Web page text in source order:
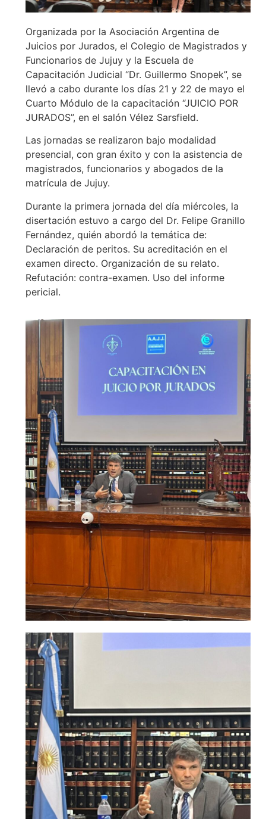
Organizada por la Asociación Argentina de
Juicios por Jurados, el Colegio de Magistrados y
Funcionarios de Jujuy y la Escuela de
Capacitación Judicial “Dr. Guillermo Snopek”, se
llevó a cabo durante los días 21 y 22 de mayo el
Cuarto Módulo de la capacitación “JUICIO POR
JURADOS”, en el salón Vélez Sarsfield.
Las jornadas se realizaron bajo modalidad
presencial, con gran éxito y con la asistencia de
magistrados, funcionarios y abogados de la
matrícula de Jujuy.
Durante la primera jornada del día miércoles, la
disertación estuvo a cargo del Dr. Felipe Granillo
Fernández, quién abordó la temática de:
Declaración de peritos. Su acreditación en el
examen directo. Organización de su relato.
Refutación: contra-examen. Uso del informe
pericial.